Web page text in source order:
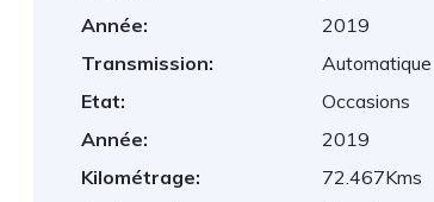
Année:
2019
Transmission:
Automatique
Etat:
Occasions
Année:
2019
Kilométrage:
72.467Kms